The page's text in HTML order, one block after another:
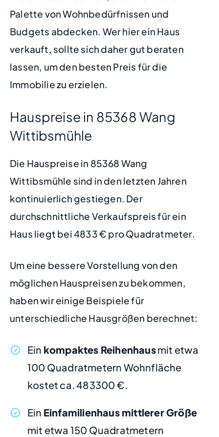
Palette von Wohnbedürfnissen und
Budgets abdecken. Wer hier ein Haus
verkauft, sollte sich daher gut beraten
lassen, um den besten Preis für die
Immobilie zu erzielen.
Hauspreise in 85368 Wang
Wittibsmühle
Die Hauspreise in 85368 Wang
Wittibsmühle sind in den letzten Jahren
kontinuierlich gestiegen. Der
durchschnittliche Verkaufspreis für ein
Haus liegt bei 4833 € pro Quadratmeter.
Um eine bessere Vorstellung von den
möglichen Hauspreisen zu bekommen,
haben wir einige Beispiele für
unterschiedliche Hausgrößen berechnet:
Ein kompaktes Reihenhausmit etwa
100 Quadratmetern Wohnfläche
kostet ca. 483300 €.
Ein Einfamilienhaus mittlerer Größe
mit etwa 150 Quadratmetern